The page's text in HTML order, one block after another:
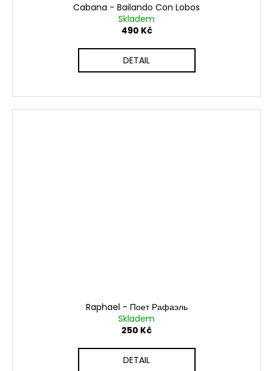
Cabana - Bailando Con Lobos
Skladem
490 Kč
DETAIL
Raphael - Поет Рафаэль
Skladem
250 Kč
DETAIL